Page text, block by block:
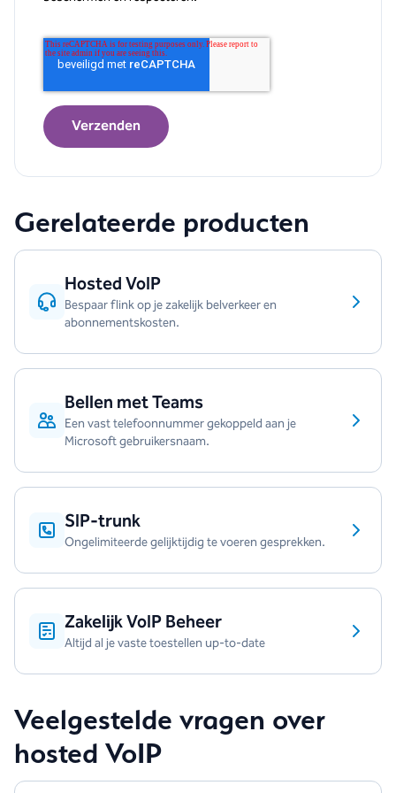
Gerelateerde producten
Hosted VoIP
Bespaar flink op je zakelijk belverkeer en
abonnementskosten.
Bellen met Teams
Een vast telefoonnummer gekoppeld aan je
Microsoft gebruikersnaam.
SIP-trunk
Ongelimiteerde gelijktijdig te voeren gesprekken.
Zakelijk VoIP Beheer
Altijd al je vaste toestellen up-to-date
Veelgestelde vragen over
hosted VoIP